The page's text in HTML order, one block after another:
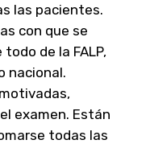
las pacientes.
con que se
de la FALP,
nacional.
examen. Están
todas las